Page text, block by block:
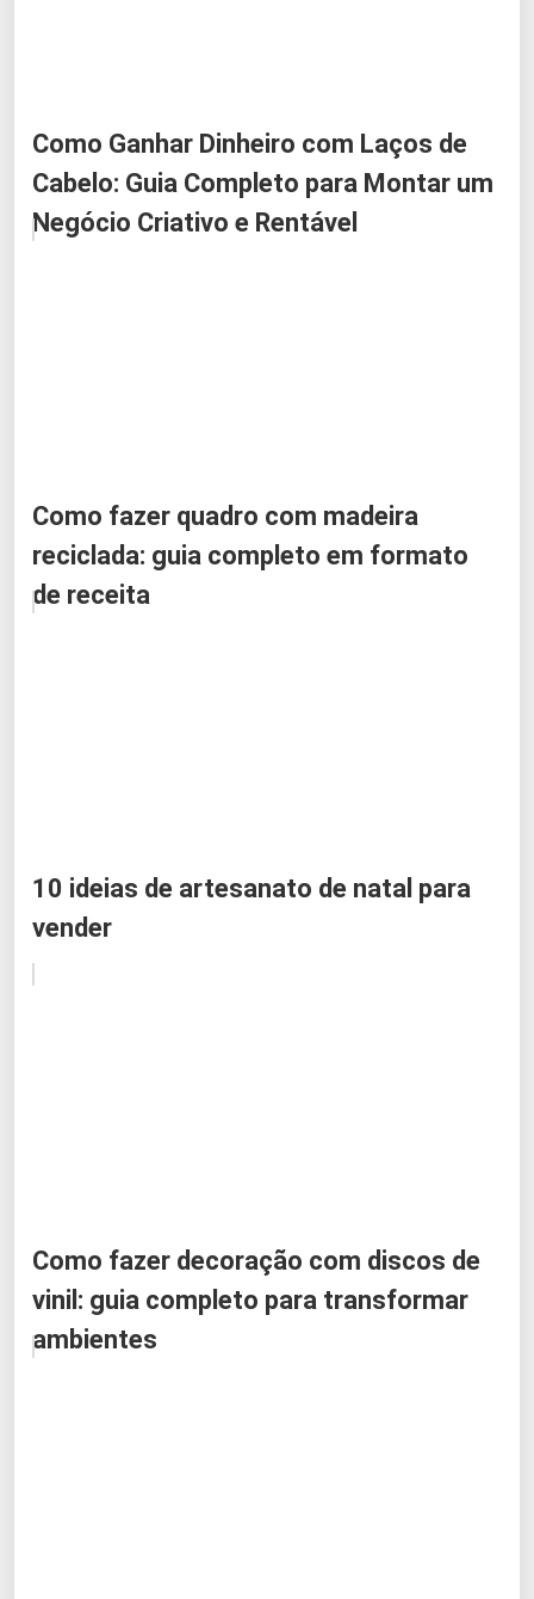
Como Ganhar Dinheiro com Laços de
Cabelo: Guia Completo para Montar um
Negócio Criativo e Rentável
Como fazer quadro com madeira
reciclada: guia completo em formato
de receita
10 ideias de artesanato de natal para
vender
Como fazer decoração com discos de
vinil: guia completo para transformar
ambientes